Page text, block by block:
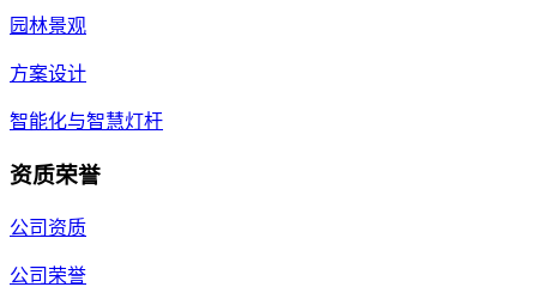
园林景观
方案设计
智能化与智慧灯杆
资质荣誉
公司资质
公司荣誉